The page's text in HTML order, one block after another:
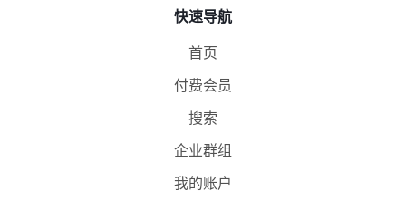
快速导航
首页
付费会员
搜索
企业群组
我的账户